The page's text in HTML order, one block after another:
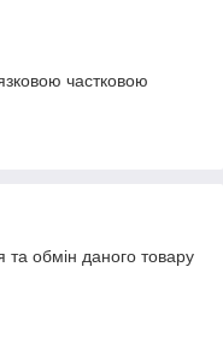
частковою
обмін даного товару